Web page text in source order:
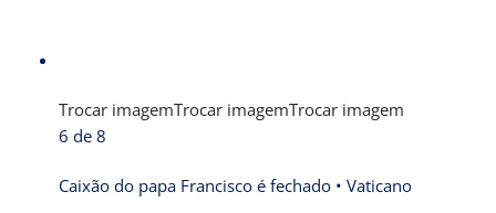
Trocar imagemTrocar imagemTrocar imagem
6 de 8
Caixão do papa Francisco é fechado • Vaticano